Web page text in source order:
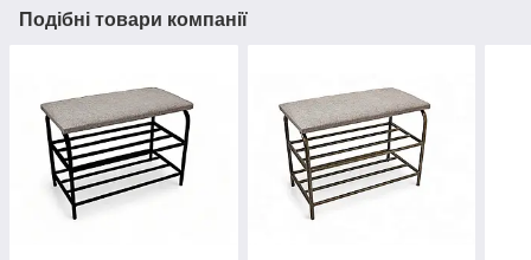
Подібні товари компанії